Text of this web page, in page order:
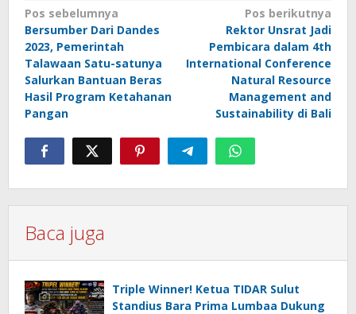
Navigasi
pos
Pos sebelumnya
Bersumber Dari Dandes
2023, Pemerintah
Talawaan Satu-satunya
Salurkan Bantuan Beras
Hasil Program Ketahanan
Pangan
Pos berikutnya
Rektor Unsrat Jadi
Pembicara dalam 4th
International Conference
Natural Resource
Management and
Sustainability di Bali
Baca juga
Triple Winner! Ketua TIDAR Sulut
Standius Bara Prima Lumbaa Dukung